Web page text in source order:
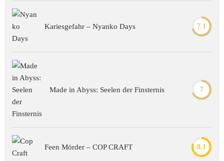
Kariesgefahr – Nyanko Days 7.1
Made in Abyss: Seelen der Finsternis 7
Feen Mörder – COP CRAFT 8.1